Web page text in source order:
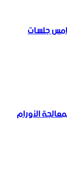
جلسات
الأورام